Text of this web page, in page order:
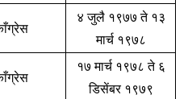
of
be part of the
email address on our website
४ जुलै १९७७ ते १३
मार्च १९७८
१७ मार्च १९७८ ते ६
डिसेंबर १९७९